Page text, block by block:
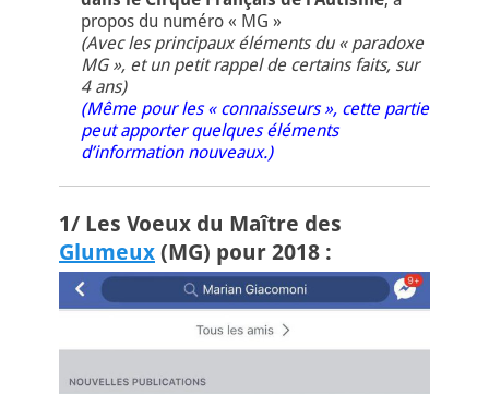
propos du numéro « MG »
(Avec les principaux éléments du « paradoxe
MG », et un petit rappel de certains faits, sur
4 ans)
(Même pour les « connaisseurs », cette partie
peut apporter quelques éléments
d’information nouveaux.)
1/ Les Voeux du Maître des
Glumeux (MG) pour 2018 :